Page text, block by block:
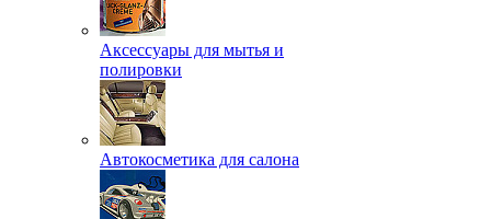
Аксессуары для мытья и
полировки
Автокосметика для салона